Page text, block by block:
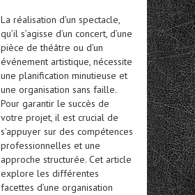
La réalisation d’un spectacle,
qu’il s’agisse d’un concert, d’une
pièce de théâtre ou d’un
événement artistique, nécessite
une planification minutieuse et
une organisation sans faille.
Pour garantir le succès de
votre projet, il est crucial de
s’appuyer sur des compétences
professionnelles et une
approche structurée. Cet article
explore les différentes
facettes d’une organisation